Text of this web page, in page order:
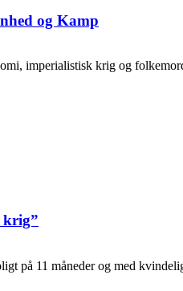
og Kamp
imperialistisk krig og
krig”
på 11 måneder og med